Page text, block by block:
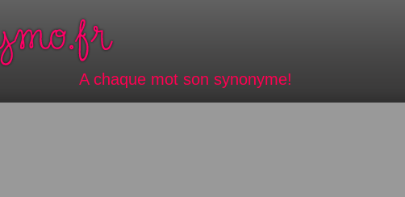
A chaque mot son synonyme!